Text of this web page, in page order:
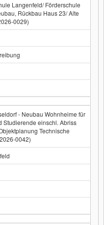
Langenfeld/ Förderschule
Rückbau Haus 23/ Alte
0029)
- Neubau Wohnheime für
Studierende einschl. Abriss
Technische
0042)